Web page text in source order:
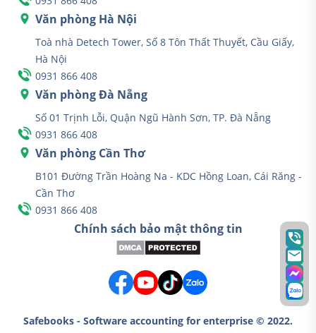
Văn phòng Hà Nội
Toà nhà Detech Tower, Số 8 Tôn Thất Thuyết, Cầu Giấy,
Hà Nội
0931 866 408
Văn phòng Đà Nẵng
Số 01 Trịnh Lỗi, Quận Ngũ Hành Sơn, TP. Đà Nẵng
0931 866 408
Văn phòng Cần Thơ
B101 Đường Trần Hoàng Na - KDC Hồng Loan, Cái Răng -
Cần Thơ
0931 866 408
Chính sách bảo mật thông tin
Safebooks - Software accounting for enterprise © 2022.